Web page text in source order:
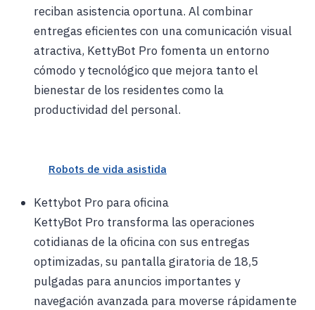
reciban asistencia oportuna. Al combinar
entregas eficientes con una comunicación visual
atractiva, KettyBot Pro fomenta un entorno
cómodo y tecnológico que mejora tanto el
bienestar de los residentes como la
productividad del personal.
Robots de vida asistida
Kettybot Pro para oficina
KettyBot Pro transforma las operaciones
cotidianas de la oficina con sus entregas
optimizadas, su pantalla giratoria de 18,5
pulgadas para anuncios importantes y
navegación avanzada para moverse rápidamente